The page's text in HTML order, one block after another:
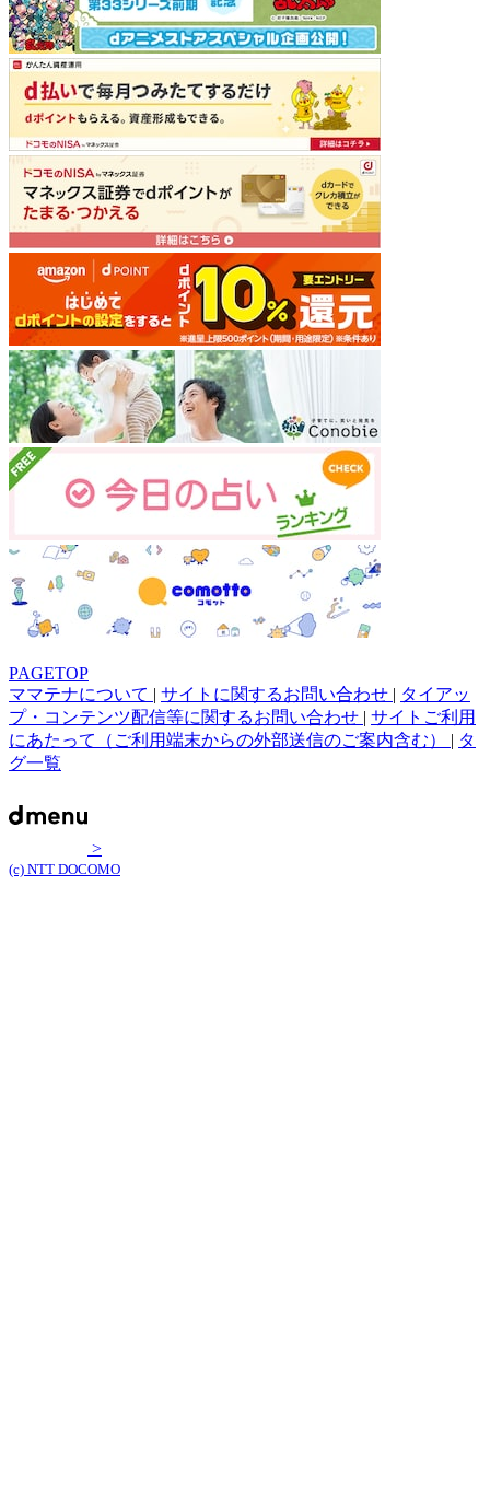
PAGETOP
ママテナについて | サイトに関するお問い合わせ | タイアッ
プ・コンテンツ配信等に関するお問い合わせ | サイトご利用
にあたって（ご利用端末からの外部送信のご案内含む） | タ
グ一覧
>
(c) NTT DOCOMO